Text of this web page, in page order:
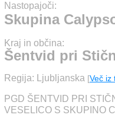
Nastopajoči:
Skupina
Kraj in občina:
Šentvid pri
Regija: Ljubljanska [Več iz
PGD ŠENTVID PRI
VESELICO S SKUPINO